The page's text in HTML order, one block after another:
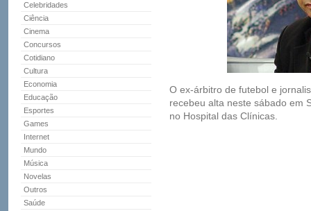
Celebridades
Ciência
Cinema
Concursos
Cotidiano
Cultura
Economia
Educação
Esportes
Games
Internet
Mundo
Música
Novelas
Outros
Saúde
O ex-árbitro de futebol e
recebeu alta neste sábado em
no Hospital das Clínicas.